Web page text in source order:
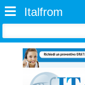
Italfrom